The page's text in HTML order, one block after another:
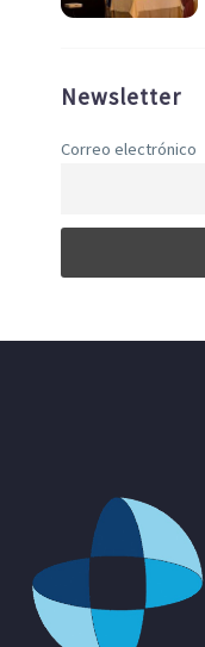
Newsletter
Correo electrónico